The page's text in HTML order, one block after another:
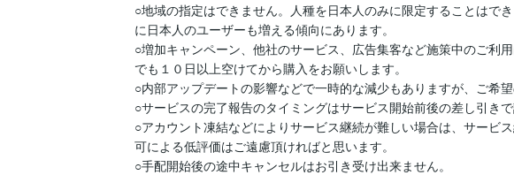
○地域の指定はできません。人種を日本人のみに限定することはで
に日本人のユーザーも増える傾向にあります。
○増加キャンペーン、他社のサービス、広告集客など施策中のご利
でも１０日以上空けてから購入をお願いします。
○内部アップデートの影響などで一時的な減少もありますが、ご希
○サービスの完了報告のタイミングはサービス開始前後の差し引きで
○アカウント凍結などによりサービス継続が難しい場合は、サービ
可による低評価はご遠慮頂ければと思います。
○手配開始後の途中キャンセルはお引き受け出来ません。